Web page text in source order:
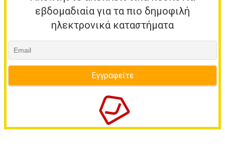
εβδομαδιαία για τα πιο δημοφιλή
ηλεκτρονικά καταστήματα